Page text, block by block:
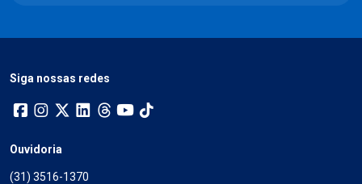
Siga nossas redes
Ouvidoria
(31) 3516-1370